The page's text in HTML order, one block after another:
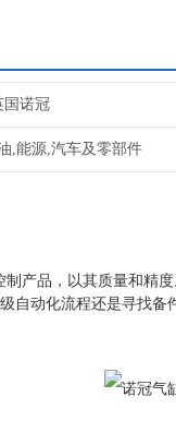
国诺冠
,能源,汽车及零部件
制产品，以其质量和精
自动化流程还是寻找